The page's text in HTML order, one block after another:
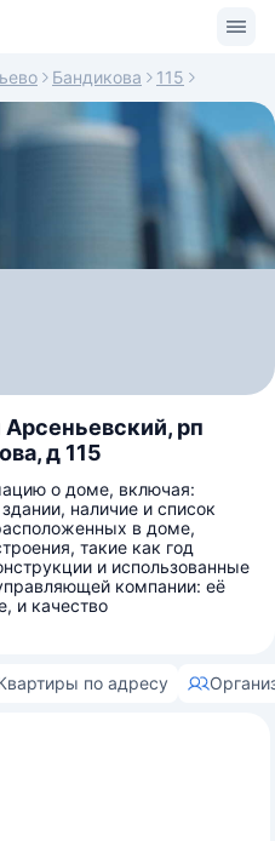
Бандикова 115
Арсеньевский, рп
д 115
о доме, включая:
наличие и список
в доме,
такие как год
и использованные
компании: её
и качество
по адресу